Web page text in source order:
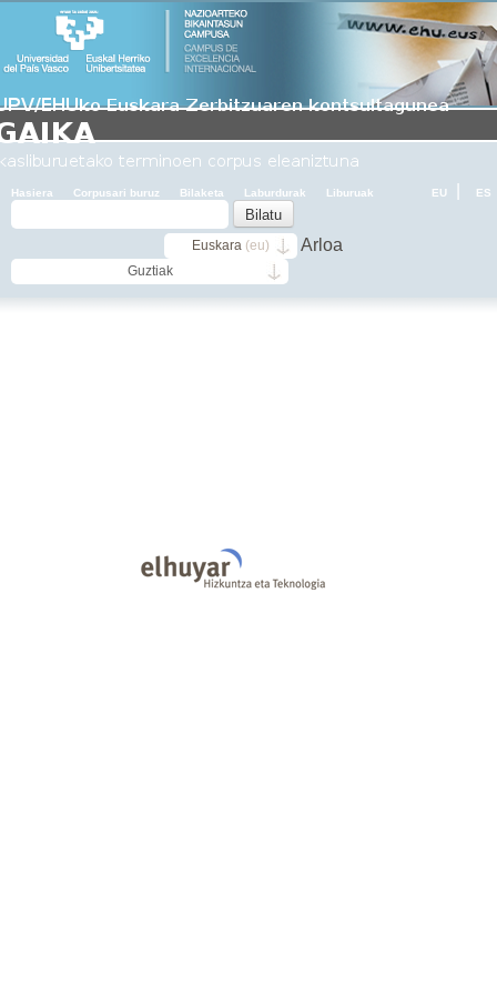
Hasiera Corpusari buruz Bilaketa Laburdurak Liburuak EU ES
Euskara (eu) Arloa
Guztiak